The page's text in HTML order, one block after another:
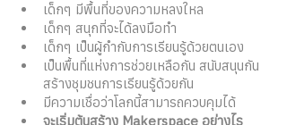
เด็กๆ มีพื้นที่ของความหลงใหล
เด็กๆ สนุกที่จะได้ลงมือทำ
เด็กๆ เป็นผู้กำกับการเรียนรู้ด้วยตนเอง
เป็นพื้นที่แห่งการช่วยเหลือกัน สนับสนุนกัน
สร้างชุมชนการเรียนรู้ด้วยกัน
มีความเชื่อว่าโลกนี้สามารถควบคุมได้
จะเริ่มต้นสร้าง Makerspace อย่างไร